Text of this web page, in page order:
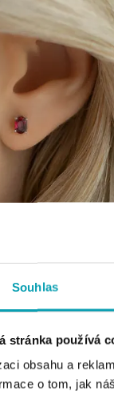
Souhlas
stránka používá
obsahu a
o tom, jak